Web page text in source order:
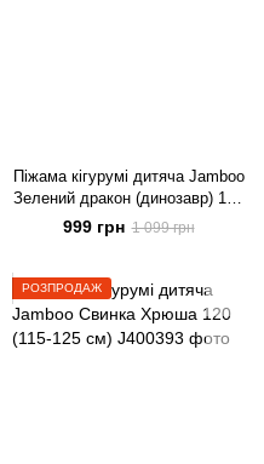
Піжама кігурумі дитяча Jamboo
Зелений дракон (динозавр) 120
(115-125 см)
999 грн 1 099 грн
РОЗПРОДАЖ